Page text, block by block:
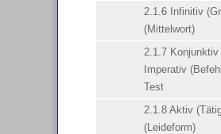
2.1.6 Infinitiv
(Mittelwort)
2.1.7
Imperativ
Test
2.1.8 Aktiv
(Leideform)